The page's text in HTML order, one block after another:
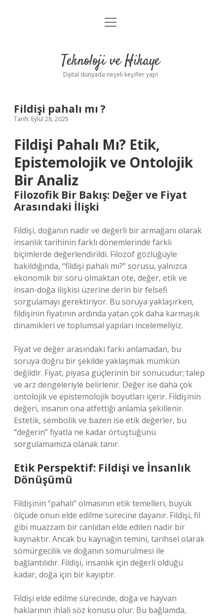
Anasayfa
Yasal Uyarı
menüyü
Teknoloji ve Hikaye
Dijital dünyada neşeli keşifler yap!
Fildişi pahalı mı ?
Tarih: Eylül 28, 2025
Fildişi Pahalı Mı? Etik,
Epistemolojik ve Ontolojik
Bir Analiz
Filozofik Bir Bakış: Değer ve Fiyat
Arasındaki İlişki
Fildişi, doğanın nadir ve değerli bir armağanı olarak
insanlık tarihinin farklı dönemlerinde farklı
biçimlerde değerlendirildi. Filozof gözlüğüyle
bakıldığında, “fildişi pahalı mı?” sorusu, yalnızca
ekonomik bir soru olmaktan öte, değer, etik ve
insan-doğa ilişkisi üzerine derin bir felsefi
sorgulamayı gerektiriyor. Bu soruya yaklaşırken,
fildişinin fiyatının ardında yatan çok daha karmaşık
dinamikleri ve toplumsal yapıları incelemeliyiz.
Fiyat ve değer arasındaki farkı anlamadan, bu
soruya doğru bir şekilde yaklaşmak mümkün
değildir. Fiyat, piyasa güçlerinin bir sonucudur; talep
ve arz dengeleriyle belirlenir. Değer ise daha çok
ontolojik ve epistemolojik boyutları içerir. Fildişinin
değeri, insanın ona atfettiği anlamla şekillenir.
Estetik, sembolik ve bazen ise etik değerler, bu
“değerin” fiyatla ne kadar örtüştüğünü
sorgulamamıza olanak tanır.
Etik Perspektif: Fildişi ve İnsanlık
Dönüşümü
Fildişinin “pahalı” olmasının etik temelleri, büyük
ölçüde onun elde edilme sürecine dayanır. Fildişi, fil
gibi muazzam bir canlıdan elde edilen nadir bir
kaynaktır. Ancak bu kaynağın temini, tarihsel olarak
sömürgecilik ve doğanın sömürülmesi ile
bağlantılıdır. Fildişi, insanlık için değerli olduğu
kadar, doğa için bir kayıptır.
Fildişi elde edilme sürecinde, doğa ve hayvan
haklarının ihlali söz konusu olur. Bu bağlamda,